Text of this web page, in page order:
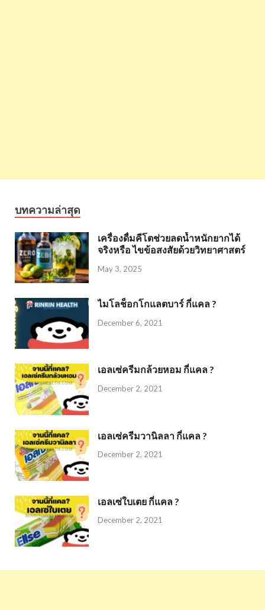
บทความล่าสุด
เครื่องดื่มคีโตช่วยลดน้ำหนักยากได้
จริงหรือ ไขข้อสงสัยด้วยวิทยาศาสตร์
May 3, 2025
ไมโลช็อกโกแลตบาร์ กี่แคล ?
December 6, 2021
เอลเซ่ครีมกล้วยหอม กี่แคล ?
December 2, 2021
เอลเซ่ครีมวานิลลา กี่แคล ?
December 2, 2021
เอลเซ่ใบเตย กี่แคล ?
December 2, 2021